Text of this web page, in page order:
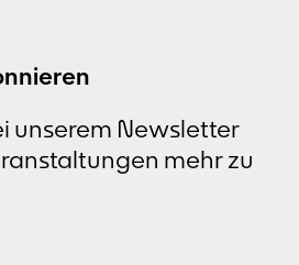
unserem Newsletter
mehr zu